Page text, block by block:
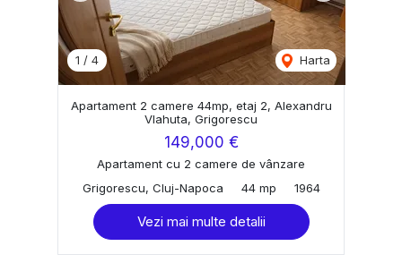
1 / 4 Harta
Apartament 2 camere 44mp, etaj 2, Alexandru
Vlahuta, Grigorescu
149,000 €
Apartament cu 2 camere de vânzare
Grigorescu, Cluj-Napoca
44 mp 1964
Vezi mai multe detalii